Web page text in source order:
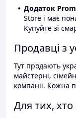
Додаток Prom
Store і має
Купуйте зі
Продавці з
Тут продають
майстерні,
компанії. Кожна
Для тих,